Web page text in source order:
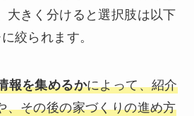
大きく分けると選択肢は以下
絞られます。
報を集めるかによって、紹介
、その後の家づくりの進め方